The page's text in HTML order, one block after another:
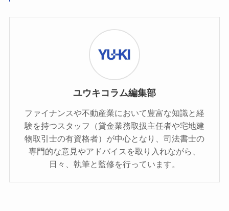
ユウキコラム編集部
ファイナンスや不動産業において豊富な知識と経
験を持つスタッフ（貸金業務取扱主任者や宅地建
物取引士の有資格者）が中心となり、司法書士の
専門的な意見やアドバイスを取り入れながら、
日々、執筆と監修を行っています。